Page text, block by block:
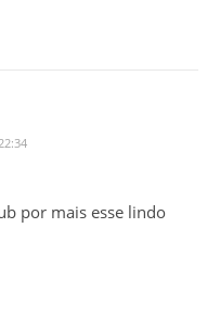
por mais esse lindo